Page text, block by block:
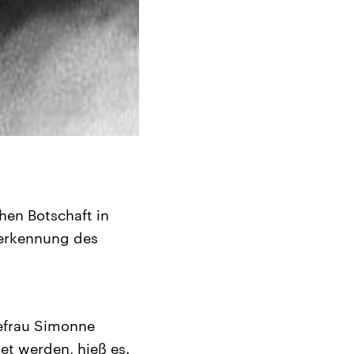
Botschaft in
des
Simonne
werden, hieß es.